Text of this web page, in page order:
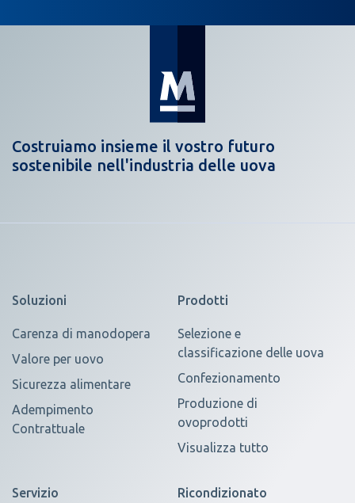
Costruiamo insieme il vostro futuro
sostenibile nell'industria delle uova
Soluzioni
Carenza di manodopera
Valore per uovo
Sicurezza alimentare
Adempimento
Contrattuale
Prodotti
Selezione e
classificazione delle uova
Confezionamento
Produzione di
ovoprodotti
Visualizza tutto
Servizio Ricondizionato